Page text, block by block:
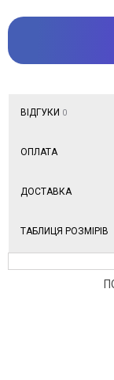
ВІДГУКИ 0
ОПЛАТА
ДОСТАВКА
ТАБЛИЦЯ РОЗМІРІВ